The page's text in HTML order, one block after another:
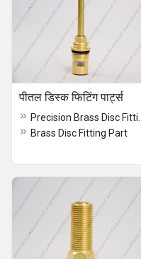
पीतल डिस्क फिटिंग पार्ट्स
Brass Disc Fitting Part